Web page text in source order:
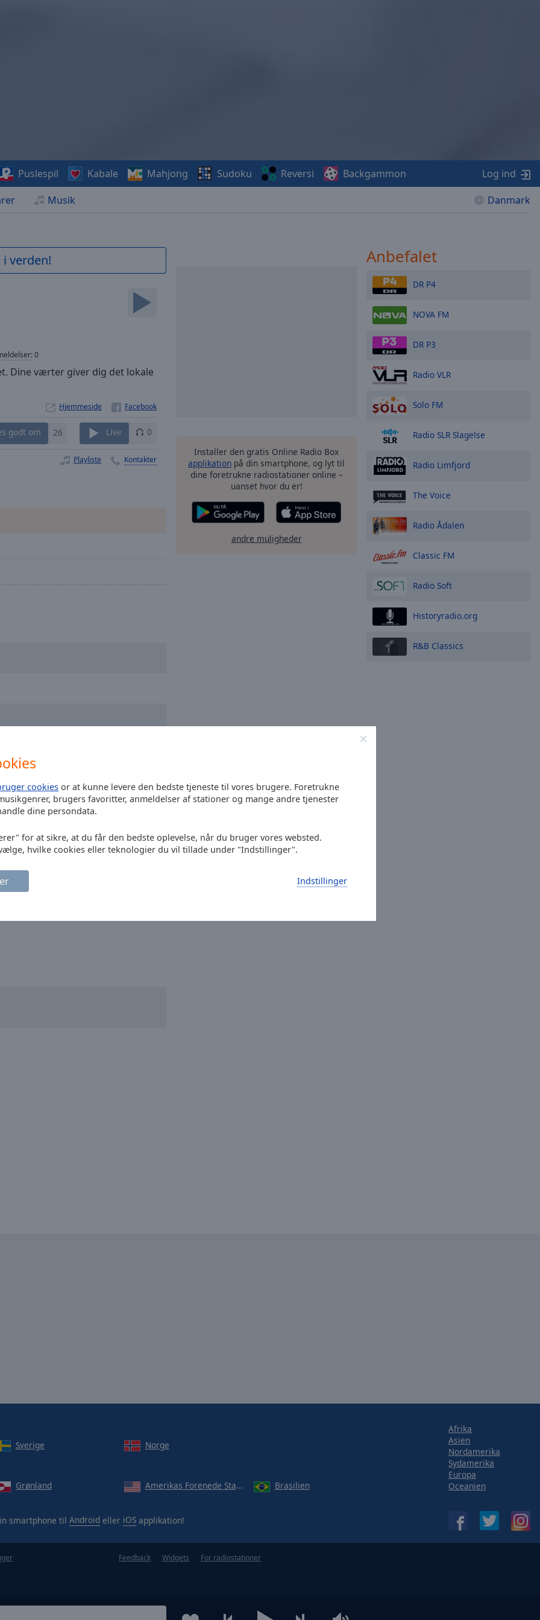
cookies or at kunne levere den bedste tjeneste til vores brugere. Foretrukne
brugers favoritter, anmeldelser af stationer og mange andre tjenester
dine persondata.
for at sikre, at du får den bedste oplevelse, når du bruger vores websted.
hvilke cookies eller teknologier du vil tillade under "Indstillinger".
Indstillinger
Musik Danmark
Puslespil Kabale Mahjong Sudoku Reversi Backgammon Log ind
verden!
:0
Dine værter giver dig det lokale
Hjemmeside
godt om 26 Live 0
Playliste Kontakter
Installer den gratis Online Radio Box
applikation på din smartphone, og lyt til
dine foretrukne radiostationer online –
uanset hvor du er!
andre muligheder
Anbefalet
DR P4
NOVA FM
DR P3
Radio VLR
Solo FM
Radio SLR Slagelse
Radio Limfjord
The Voice
Radio Ådalen
Classic FM
Radio Soft
Historyradio.org
R&B Classics
Sverige Norge
Grønland Amerikas Forenede Stater Brasilien
smartphone til Android eller iOS applikation!
Afrika
Asien
Nordamerika
Sydamerika
Europa
Oceanien
Feedback Widgets For radiostationer